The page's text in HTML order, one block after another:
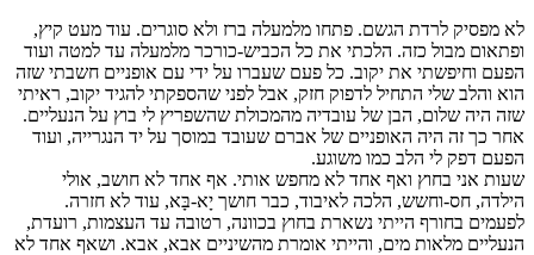
לא מפסיק לרדת הגשם. פתחו מלמעלה ברז ולא סוגרים. עוד מעט קיץ,
ופתאום מבול כזה. הלכתי את כל הכביש-כורכר מלמעלה עד למטה ועוד
הפעם וחיפשתי את יקוב. כל פעם שעברו על ידי עם אופניים חשבתי שזה
הוא והלב שלי התחיל לדפוק חזק, אבל לפני שהספקתי להגיד יקוב, ראיתי
שזה היה שלום, הבן של עובדיה מהמכולת שהשפריץ לי בוץ על הנעליים.
אחר כך זה היה האופניים של אברם שעובד במוסך על יד הנגרייה, ועוד
הפעם דפק לי הלב כמו משוגע.
שעות אני בחוץ ואף אחד לא מחפש אותי. אף אחד לא חושב, אולי
הילדה, חס-וחשש, הלכה לאיבוד, כבר חושך יָא-בָּא, עוד לא חזרה.
לפעמים בחורף הייתי נשארת בחוץ בכוונה, רטובה עד העצמות, רועדת,
הנעליים מלאות מים, והייתי אומרת מהשיניים אבא, אבא. ושאף אחד לא